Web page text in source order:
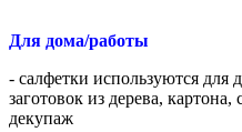
Для дома/работы
- салфетки используются для
заготовок из дерева,
декупаж